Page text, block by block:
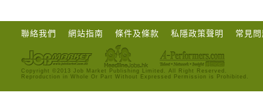
聯絡我們 網站指南 條件及條款 私隱政策聲明 常見
Copyright ©2013 Job Market Publishing Limited. All Right Reserved.
Reproduction in Whole Or Part Without Expressed Permission is Prohibited.